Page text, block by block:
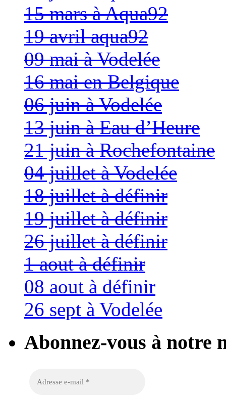
15 mars à Aqua92
19 avril aqua92
09 mai à Vodelée
16 mai en Belgique
06 juin à Vodelée
13 juin à Eau d’Heure
21 juin à Rochefontaine
04 juillet à Vodelée
18 juillet à définir
19 juillet à définir
26 juillet à définir
1 aout à définir
08 aout à définir
26 sept à Vodelée
Abonnez-vous à notre